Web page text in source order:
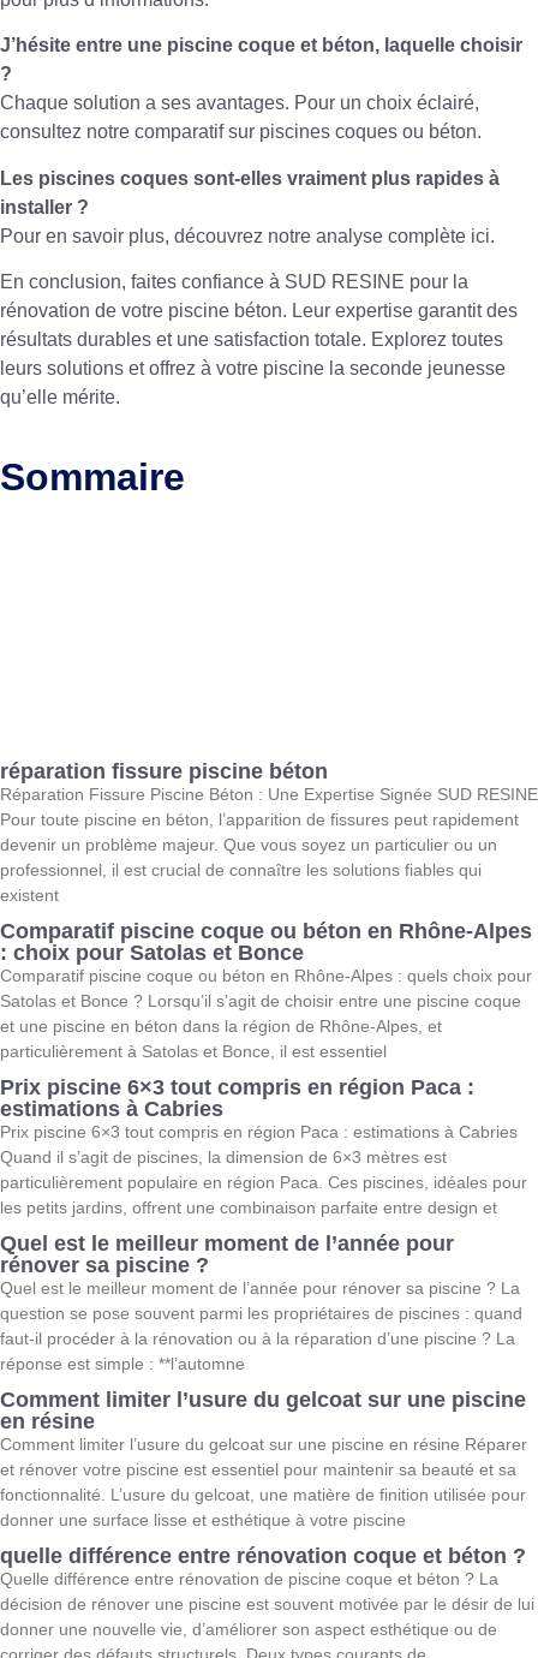
J’hésite entre une piscine coque et béton, laquelle choisir
?
Chaque solution a ses avantages. Pour un choix éclairé,
consultez notre comparatif sur piscines coques ou béton.
Les piscines coques sont-elles vraiment plus rapides à
installer ?
Pour en savoir plus, découvrez notre analyse complète ici.
En conclusion, faites confiance à SUD RESINE pour la
rénovation de votre piscine béton. Leur expertise garantit des
résultats durables et une satisfaction totale. Explorez toutes
leurs solutions et offrez à votre piscine la seconde jeunesse
qu’elle mérite.
Sommaire
réparation fissure piscine béton
Réparation Fissure Piscine Béton : Une Expertise Signée SUD RESINE
Pour toute piscine en béton, l’apparition de fissures peut rapidement
devenir un problème majeur. Que vous soyez un particulier ou un
professionnel, il est crucial de connaître les solutions fiables qui
existent
Comparatif piscine coque ou béton en Rhône-Alpes
: choix pour Satolas et Bonce
Comparatif piscine coque ou béton en Rhône-Alpes : quels choix pour
Satolas et Bonce ? Lorsqu’il s’agit de choisir entre une piscine coque
et une piscine en béton dans la région de Rhône-Alpes, et
particulièrement à Satolas et Bonce, il est essentiel
Prix piscine 6×3 tout compris en région Paca :
estimations à Cabries
Prix piscine 6×3 tout compris en région Paca : estimations à Cabries
Quand il s’agit de piscines, la dimension de 6×3 mètres est
particulièrement populaire en région Paca. Ces piscines, idéales pour
les petits jardins, offrent une combinaison parfaite entre design et
Quel est le meilleur moment de l’année pour
rénover sa piscine ?
Quel est le meilleur moment de l’année pour rénover sa piscine ? La
question se pose souvent parmi les propriétaires de piscines : quand
faut-il procéder à la rénovation ou à la réparation d’une piscine ? La
réponse est simple : **l’automne
Comment limiter l’usure du gelcoat sur une piscine
en résine
Comment limiter l’usure du gelcoat sur une piscine en résine Réparer
et rénover votre piscine est essentiel pour maintenir sa beauté et sa
fonctionnalité. L’usure du gelcoat, une matière de finition utilisée pour
donner une surface lisse et esthétique à votre piscine
quelle différence entre rénovation coque et béton ?
Quelle différence entre rénovation de piscine coque et béton ? La
décision de rénover une piscine est souvent motivée par le désir de lui
donner une nouvelle vie, d’améliorer son aspect esthétique ou de